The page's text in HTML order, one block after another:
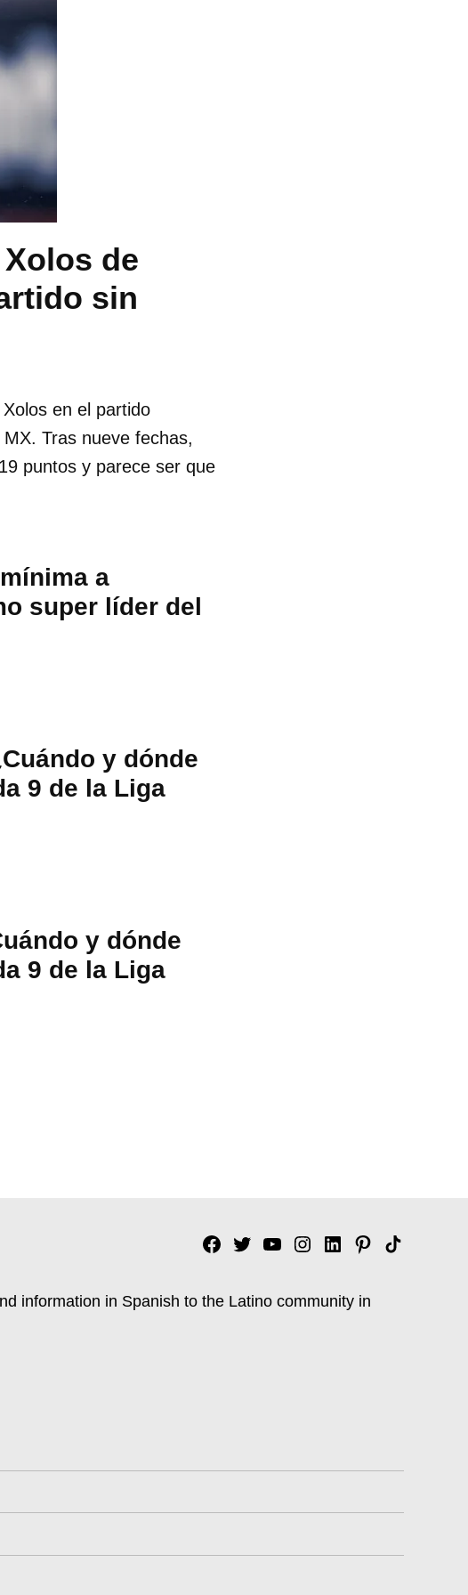
de
sin
en el partido
Tras nueve fechas,
puntos y parece ser que
a
super líder del
y dónde
9 de la Liga
y dónde
9 de la Liga
Facebook
TwitterYouTubeInstagram
Linkedin
Pinterest
Tik
information in Spanish to the Latino community in